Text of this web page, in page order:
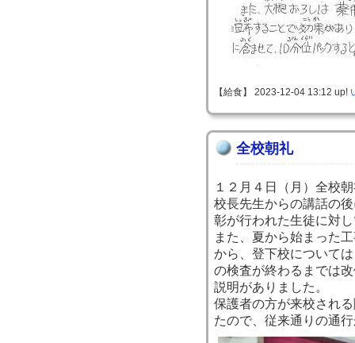
【給食】 2023-12-04 13:12 up!
全校朝礼
１２月４日（月）全校
校長先生からの講話の
彰が行われた生徒に対
また、夏から始まった
から、登下校について
の検査が終わるまでは
説明がありました。
保護者の方が来校され
たので、従来通りの通